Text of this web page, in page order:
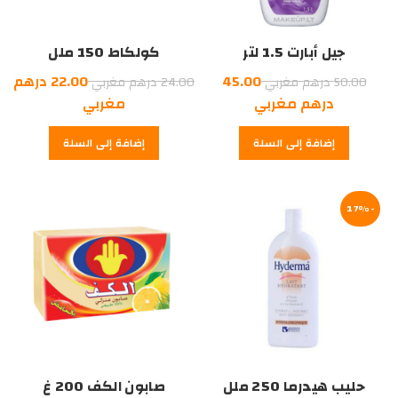
جيل أبارت 1.5 لتر
50.00درهم مغربيالسعر
الأصلي
هو:
50.00
45.00
درهم مغربي
الحالي
هو:إضافة إلى السلة
كولكاط 150 ملل
24.00درهم مغربيالسعر
الأصلي
هو:
24.00
22.00 درهم
مغربي
الحالي
هو:
إضافة إلى السلة
-17%
حليب هيدرما 250 ملل
صابون الكف 200 غ